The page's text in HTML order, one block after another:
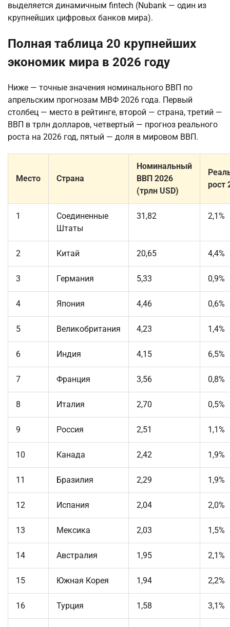
выделяется динамичным fintech (Nubank — один из
крупнейших цифровых банков мира).
Полная таблица 20 крупнейших
экономик мира в 2026 году
Ниже — точные значения номинального ВВП по
апрельским прогнозам МВФ 2026 года. Первый
столбец — место в рейтинге, второй — страна, третий —
ВВП в трлн долларов, четвертый — прогноз реального
роста на 2026 год, пятый — доля в мировом ВВП.
Место Страна
Номинальный
ВВП 2026
(трлн USD)
рост
1
Соединенные
Штаты
31,82 2,1%
2 Китай 20,65 4,4%
3 Германия 5,33 0,9%
4 Япония 4,46 0,6%
5 Великобритания 4,23 1,4%
6 Индия 4,15 6,5%
7 Франция 3,56 0,8%
8 Италия 2,70 0,5%
9 Россия 2,51 1,1%
10 Канада 2,42 1,9%
11 Бразилия 2,29 1,9%
12 Испания 2,04 2,0%
13 Мексика 2,03 1,5%
14 Австралия 1,95 2,1%
15 Южная Корея 1,94 2,2%
16 Турция 1,58 3,1%